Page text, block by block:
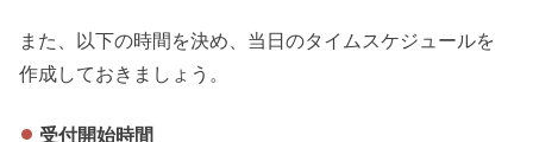
また、以下の時間を決め、当日のタイムスケジュールを
作成しておきましょう。
受付開始時間